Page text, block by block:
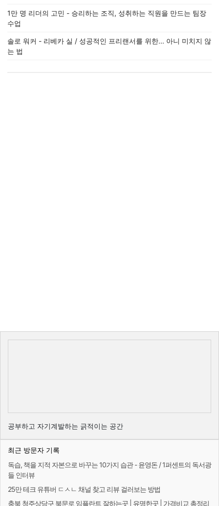
1만 명 리더의 고민 - 승리하는 조직, 성취하는 직원을 만드는 팀장
수업
솔로 워커 - 리베카 실 / 성공적인 프리랜서를 위한... 아니 미치지 않
는 법
공부하고 자기계발하는 긁적이는 공간
최근 방문자 기록
독습, 책을 지적 자본으로 바꾸는 10가지 습관 - 윤영돈 / 1퍼센트의 독서광
들 인터뷰
25만 테크 유튜버 ㄷㅅㄴ 채널 찾고 리뷰 걸러보는 방법
충북 청주상당구 북문로 임플란트 잘하는곳 | 유명한곳 | 가격비교 총정리